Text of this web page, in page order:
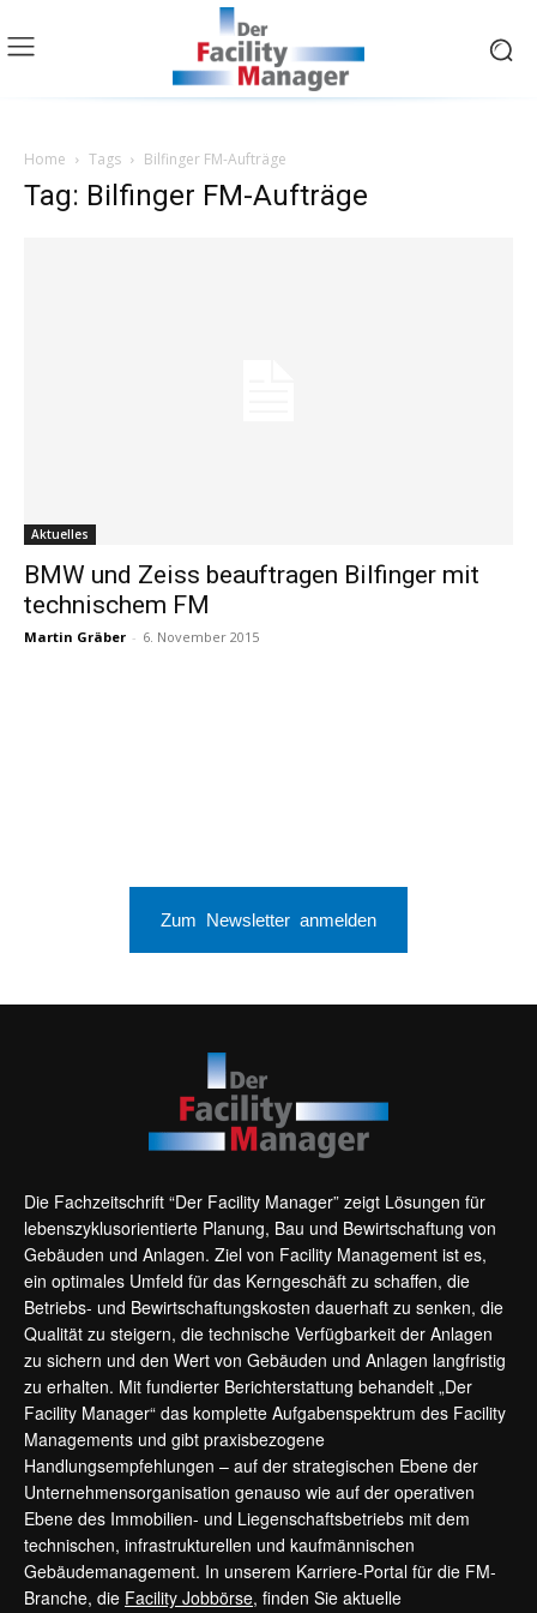
Home Tags Bilfinger FM-Aufträge
Tag: Bilfinger FM-Aufträge
Aktuelles
BMW und Zeiss beauftragen Bilfinger mit
technischem FM
Martin Gräber - 6. November 2015
Zum Newsletter anmelden
Die Fachzeitschrift “Der Facility Manager” zeigt Lösungen für
lebenszyklusorientierte Planung, Bau und Bewirtschaftung von
Gebäuden und Anlagen. Ziel von Facility Management ist es,
ein optimales Umfeld für das Kerngeschäft zu schaffen, die
Betriebs- und Bewirtschaftungskosten dauerhaft zu senken, die
Qualität zu steigern, die technische Verfügbarkeit der Anlagen
zu sichern und den Wert von Gebäuden und Anlagen langfristig
zu erhalten. Mit fundierter Berichterstattung behandelt „Der
Facility Manager“ das komplette Aufgabenspektrum des Facility
Managements und gibt praxisbezogene
Handlungsempfehlungen – auf der strategischen Ebene der
Unternehmensorganisation genauso wie auf der operativen
Ebene des Immobilien- und Liegenschaftsbetriebs mit dem
technischen, infrastrukturellen und kaufmännischen
Gebäudemanagement. In unserem Karriere-Portal für die FM-
Branche, die Facility Jobbörse, finden Sie aktuelle